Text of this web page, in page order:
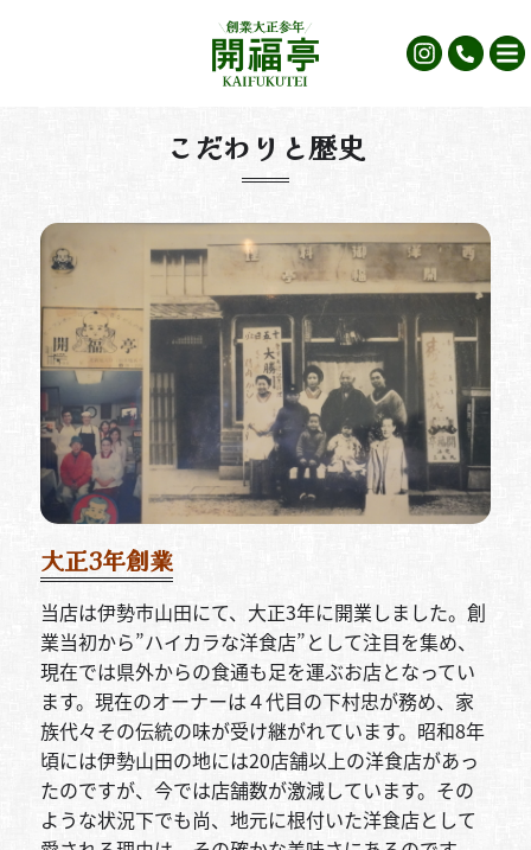
こだわりと歴史
大正3年創業
当店は伊勢市山田にて、大正3年に開業しました。創
業当初から”ハイカラな洋食店”として注目を集め、
現在では県外からの食通も足を運ぶお店となってい
ます。現在のオーナーは４代目の下村忠が務め、家
族代々その伝統の味が受け継がれています。昭和8年
頃には伊勢山田の地には20店舗以上の洋食店があっ
たのですが、今では店舗数が激減しています。その
ような状況下でも尚、地元に根付いた洋食店として